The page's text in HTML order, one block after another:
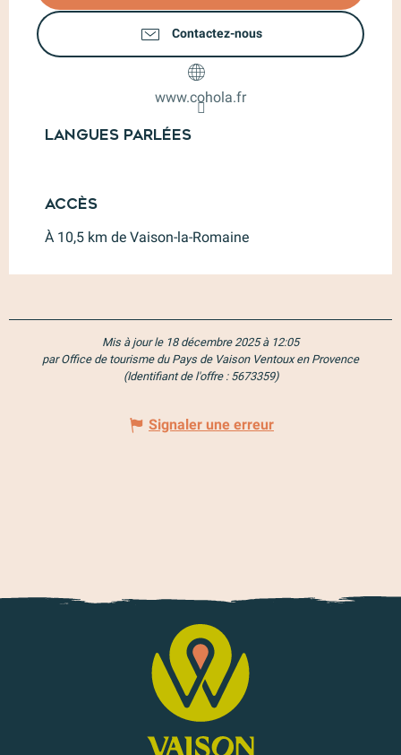
Contactez-nous
www.cohola.fr
Langues parlées
Langues parlées
Accès
Accès
À 10,5 km de Vaison-la-Romaine
Mis à jour le 18 décembre 2025 à 12:05
par Office de tourisme du Pays de Vaison Ventoux en Provence
(Identifiant de l'offre : 5673359)
Signaler une erreur